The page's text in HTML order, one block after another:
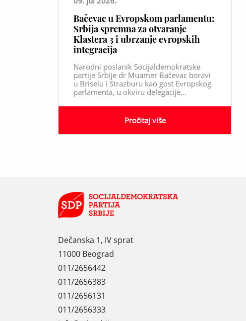
Bačevac u Evropskom parlamentu:
Srbija spremna za otvaranje
Klastera 3 i ubrzanje evropskih
integracija
Narodni poslanik Socijaldemokratske
partije Srbije dr Muamer Bačevac boravi
u Briselu i Strazburu kao gost Evropskog
parlamenta, u okviru delegacije...
Pročitaj više
Dečanska 1, IV sprat
11000 Beograd
011/2656442
011/2656383
011/2656131
011/2656333